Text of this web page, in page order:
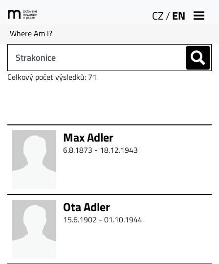
CZ/EN
Where Am I?
Celkový počet výsledků: 71
Max Adler
6.8.1873 - 18.12.1943
Ota Adler
15.6.1902 - 01.10.1944